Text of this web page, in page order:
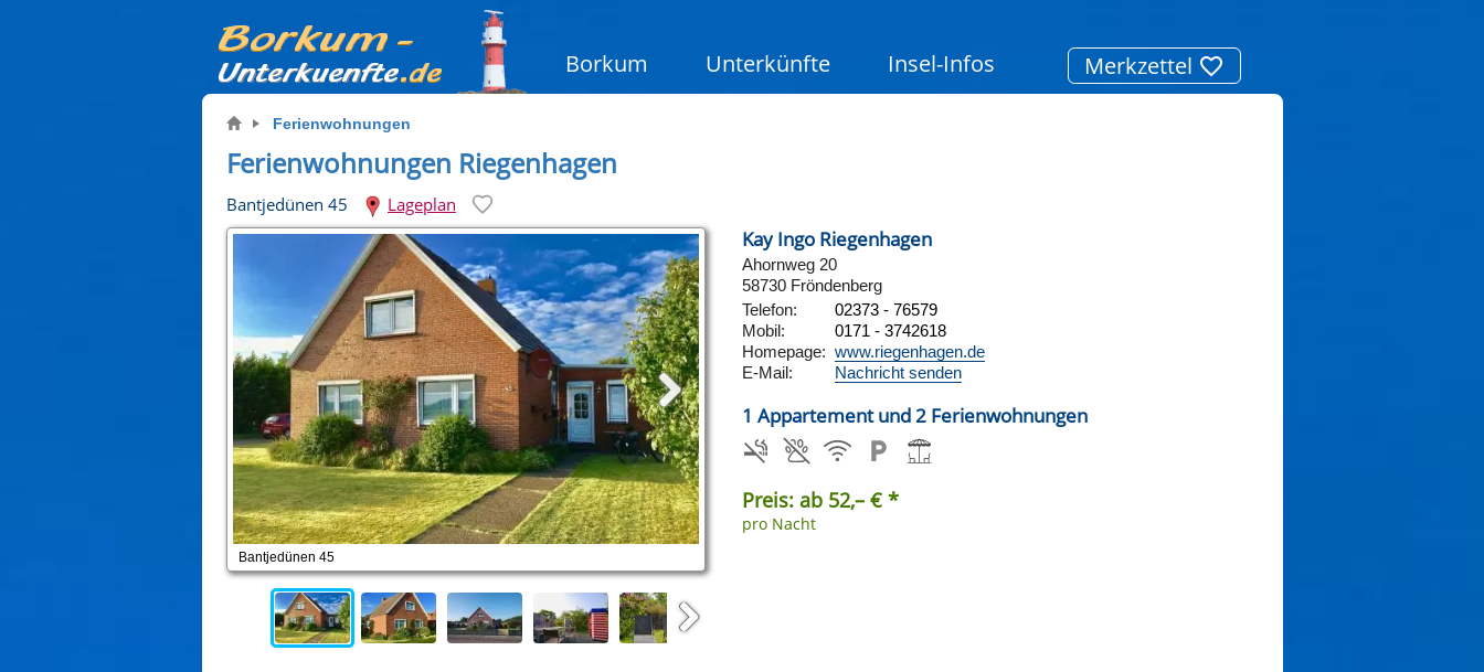
Borkum Unterkünfte Insel-Infos Merkzettel
Ferienwohnungen
Ferienwohnungen Riegenhagen
Bantjedünen 45 Lageplan
Bantjedünen 45
Kay Ingo Riegenhagen
Ahornweg 20
58730 Fröndenberg
Telefon:
02373 - 76579
Mobil:
0171 - 3742618
Homepage: www.riegenhagen.de
E-Mail:
Nachricht senden
1 Appartement und 2 Ferienwohnungen
Preis: ab 52,– € *
pro Nacht